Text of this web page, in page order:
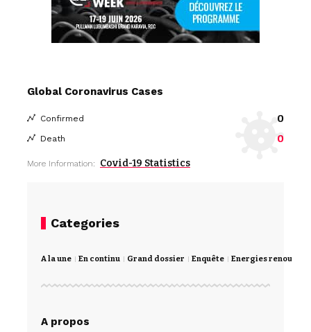
Global Coronavirus Cases
Confirmed 0
Death 0
More Information: Covid-19 Statistics
Categories
A la une En continu Grand dossier Enquête Energies
A propos